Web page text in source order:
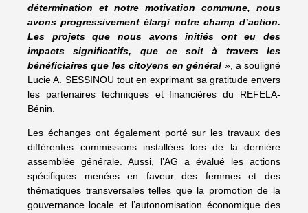
détermination et notre motivation commune, nous
avons progressivement élargi notre champ d’action.
Les projets que nous avons initiés ont eu des
impacts significatifs, que ce soit à travers les
bénéficiaires que les citoyens en général », a souligné
Lucie A. SESSINOU tout en exprimant sa gratitude envers
les partenaires techniques et financières du REFELA-
Bénin.
Les échanges ont également porté sur les travaux des
différentes commissions installées lors de la dernière
assemblée générale. Aussi, l’AG a évalué les actions
spécifiques menées en faveur des femmes et des
thématiques transversales telles que la promotion de la
gouvernance locale et l’autonomisation économique des